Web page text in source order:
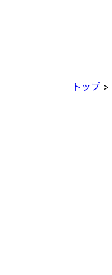
トップ >